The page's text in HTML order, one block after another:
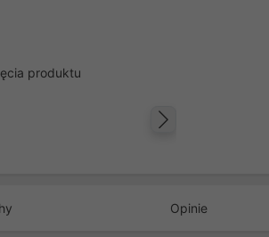
produktu
Opinie